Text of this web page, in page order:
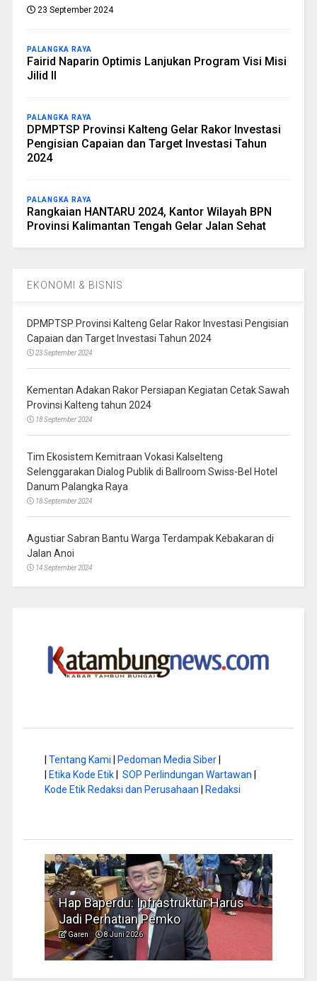
23 September 2024
PALANGKA RAYA
Fairid Naparin Optimis Lanjukan Program Visi Misi
Jilid II
PALANGKA RAYA
DPMPTSP Provinsi Kalteng Gelar Rakor Investasi
Pengisian Capaian dan Target Investasi Tahun
2024
PALANGKA RAYA
Rangkaian HANTARU 2024, Kantor Wilayah BPN
Provinsi Kalimantan Tengah Gelar Jalan Sehat
EKONOMI & BISNIS
DPMPTSP Provinsi Kalteng Gelar Rakor Investasi Pengisian
Capaian dan Target Investasi Tahun 2024
23 September 2024
Kementan Adakan Rakor Persiapan Kegiatan Cetak Sawah
Provinsi Kalteng tahun 2024
18 September 2024
Tim Ekosistem Kemitraan Vokasi Kalselteng
Selenggarakan Dialog Publik di Ballroom Swiss-Bel Hotel
Danum Palangka Raya
18 September 2024
Agustiar Sabran Bantu Warga Terdampak Kebakaran di
Jalan Anoi
14 September 2024
Tentang Kami Pedoman Media Siber|
Etika Kode Etik| SOP Perlindungan Wartawan
Kode Etik Redaksi dan Perusahaan
Redaksi
Hap Baperdu: Infrastruktur Harus
Jadi Perhatian Pemko
Garen 8 Juni 2026